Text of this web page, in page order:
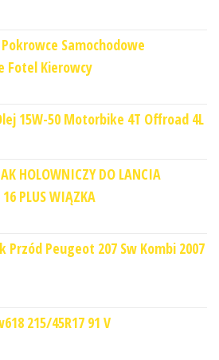
Samochodowe
Fotel Kierowcy
15W-50 Motorbike 4T Offroad 4L
HOLOWNICZY DO LANCIA
16 PLUS WIĄZKA
Przód Peugeot 207 Sw Kombi 2007
215/45R17 91 V